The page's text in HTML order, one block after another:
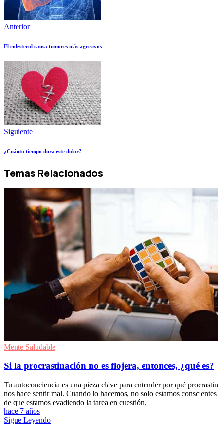
Anterior
El colesterol causa tumores más agresivos
Siguiente
¿Cuánto tiempo dura este dolor?
Temas Relacionados
Mente Saludable
Si la procrastinación no es flojera, entonces, ¿qué es?
Tu autoconciencia es una pieza clave para entender por qué
nos hace sentir mal. Cuando lo hacemos, no solo estamos conscientes
de que estamos evadiendo la tarea en cuestión,
hace 7 años
Sigue Leyendo